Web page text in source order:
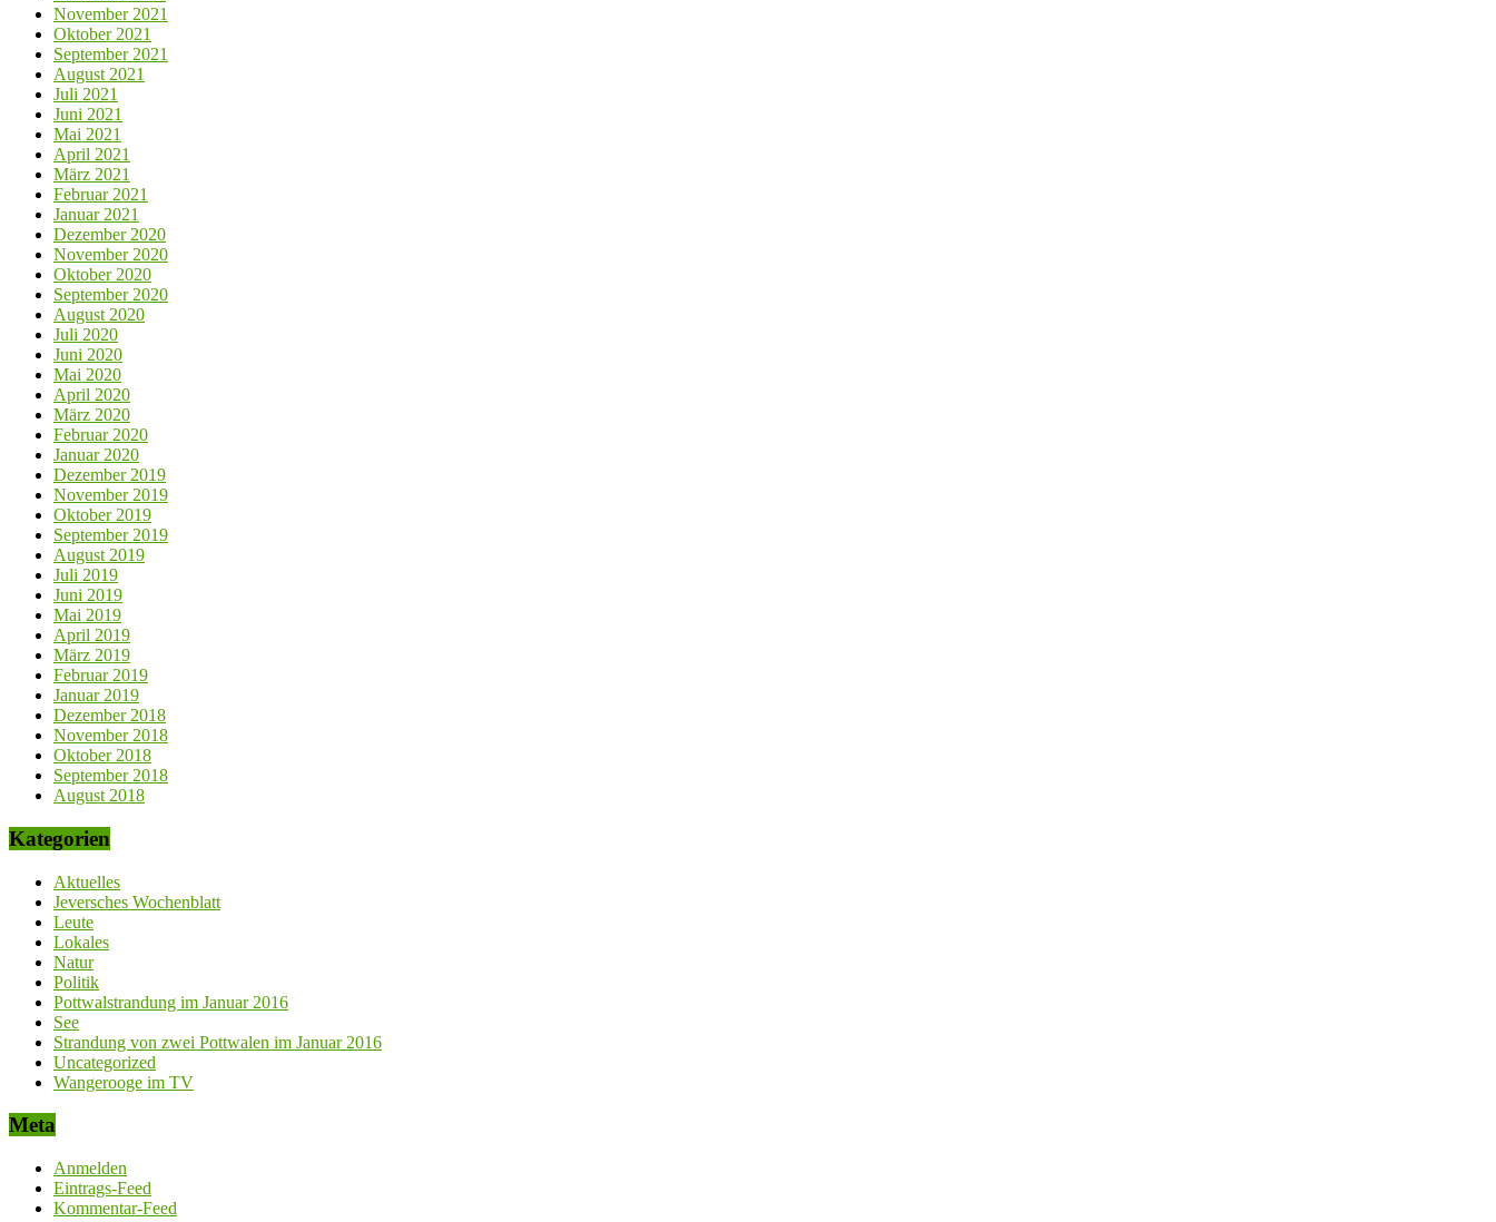
November 2021
Oktober 2021
September 2021
August 2021
Juli 2021
Juni 2021
Mai 2021
April 2021
März 2021
Februar 2021
Januar 2021
Dezember 2020
November 2020
Oktober 2020
September 2020
August 2020
Juli 2020
Juni 2020
Mai 2020
April 2020
März 2020
Februar 2020
Januar 2020
Dezember 2019
November 2019
Oktober 2019
September 2019
August 2019
Juli 2019
Juni 2019
Mai 2019
April 2019
März 2019
Februar 2019
Januar 2019
Dezember 2018
November 2018
Oktober 2018
September 2018
August 2018
Kategorien
Aktuelles
Jeversches Wochenblatt
Leute
Lokales
Natur
Politik
Pottwalstrandung im Januar 2016
See
Strandung von zwei Pottwalen im Januar 2016
Uncategorized
Wangerooge im TV
Meta
Anmelden
Eintrags-Feed
Kommentar-Feed